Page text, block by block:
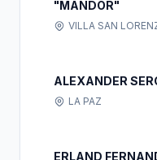
"MANDOR"
VILLA SAN
ALEXANDER
LA PAZ
ERLAND